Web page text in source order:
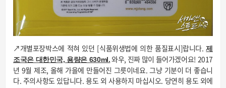
↗개별포장박스에 적혀 있던 [식품위생법에 의한 품질표시]랍니다.제
조국은 대한민국, 용량은 630ml.와우, 진짜 많이 들어가겠어요! 2017
년 9월 제조, 올해 가을에 만들어진 그릇이네요. 그냥 기분이 더 좋습니
다. 주의사항도 있답니다. 용도 외 사용하지 마십시오. 당연히 용도 외에